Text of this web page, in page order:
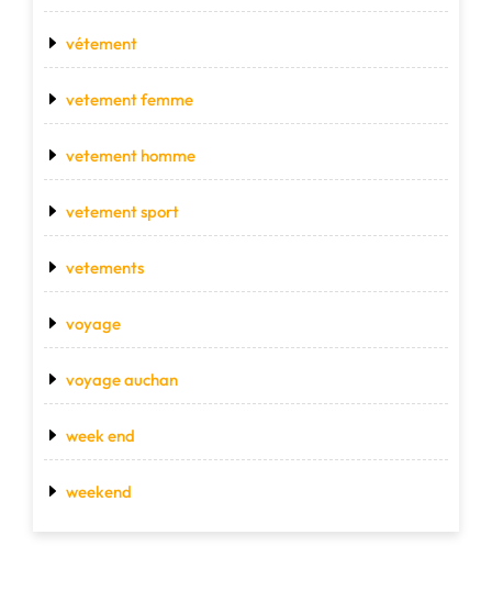
vétement
vetement femme
vetement homme
vetement sport
vetements
voyage
voyage auchan
week end
weekend